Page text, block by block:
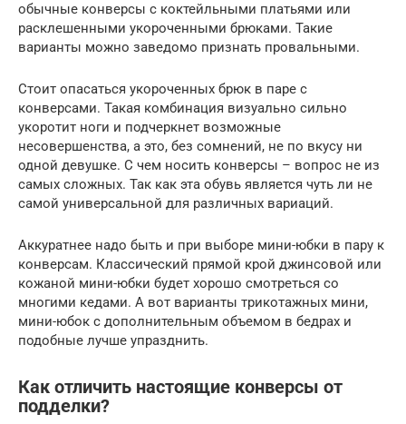
обычные конверсы с коктейльными платьями или
расклешенными укороченными брюками. Такие
варианты можно заведомо признать провальными.
Стоит опасаться укороченных брюк в паре с
конверсами. Такая комбинация визуально сильно
укоротит ноги и подчеркнет возможные
несовершенства, а это, без сомнений, не по вкусу ни
одной девушке. С чем носить конверсы – вопрос не из
самых сложных. Так как эта обувь является чуть ли не
самой универсальной для различных вариаций.
Аккуратнее надо быть и при выборе мини-юбки в пару к
конверсам. Классический прямой крой джинсовой или
кожаной мини-юбки будет хорошо смотреться со
многими кедами. А вот варианты трикотажных мини,
мини-юбок с дополнительным объемом в бедрах и
подобные лучше упразднить.
Как отличить настоящие конверсы от
подделки?